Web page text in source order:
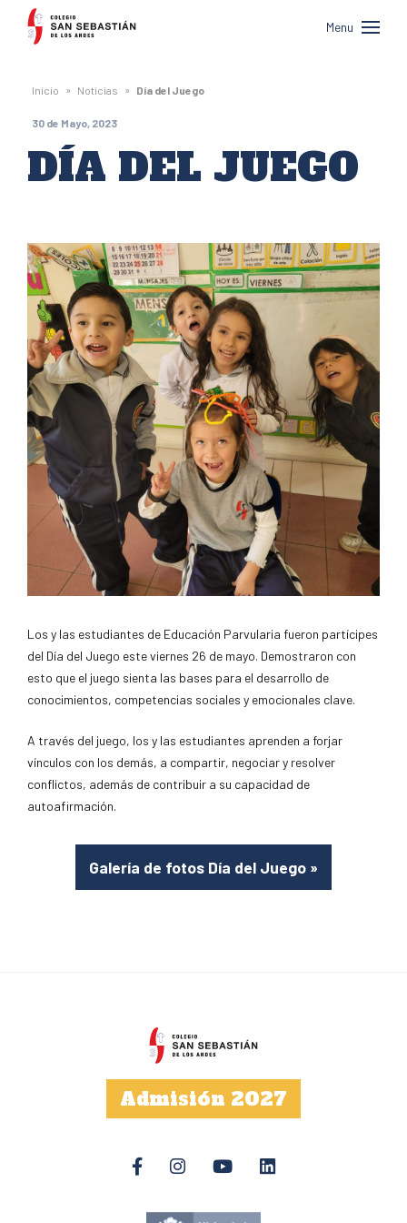
Colegio
San
Sebastián
de
Los
Andes
Menu
Inicio » Noticias » Día del Juego
30 de Mayo, 2023
DÍA DEL JUEGO
Los y las estudiantes de Educación Parvularia fueron partícipes
del Día del Juego este viernes 26 de mayo. Demostraron con
esto que el juego sienta las bases para el desarrollo de
conocimientos, competencias sociales y emocionales clave.
A través del juego, los y las estudiantes aprenden a forjar
vínculos con los demás, a compartir, negociar y resolver
conflictos, además de contribuir a su capacidad de
autoafirmación.
Galería de fotos Día del Juego »
Admisión 2027